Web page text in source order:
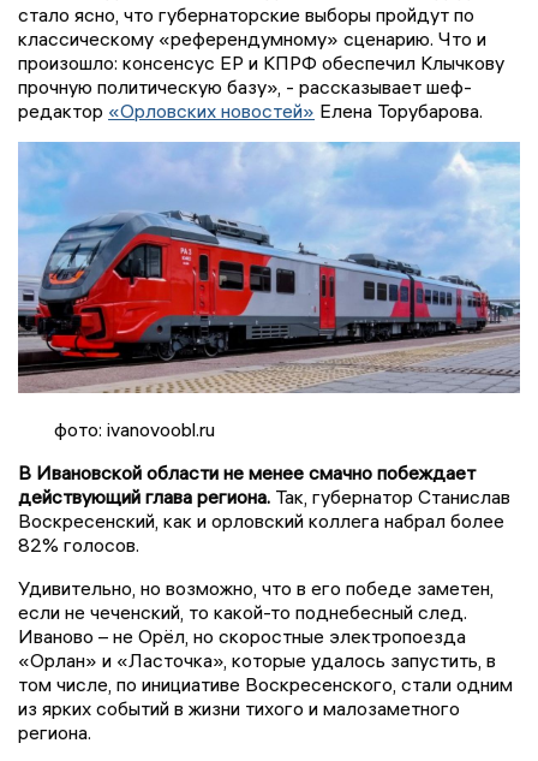
стало ясно, что губернаторские выборы пройдут по
классическому «референдумному» сценарию. Что и
произошло: консенсус ЕР и КПРФ обеспечил Клычкову
прочную политическую базу», - рассказывает шеф-
редактор «Орловских новостей» Елена Торубарова.
фото: ivanovoobl.ru
В Ивановской области не менее смачно побеждает
действующий глава региона. Так, губернатор Станислав
Воскресенский, как и орловский коллега набрал более
82% голосов.
Удивительно, но возможно, что в его победе заметен,
если не чеченский, то какой-то поднебесный след.
Иваново – не Орёл, но скоростные электропоезда
«Орлан» и «Ласточка», которые удалось запустить, в
том числе, по инициативе Воскресенского, стали одним
из ярких событий в жизни тихого и малозаметного
региона.